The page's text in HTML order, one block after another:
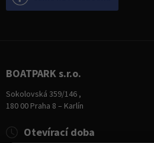
BOATPARK s.r.o.
Sokolovská 359/146 ,
180 00 Praha 8 – Karlín
Otevírací doba